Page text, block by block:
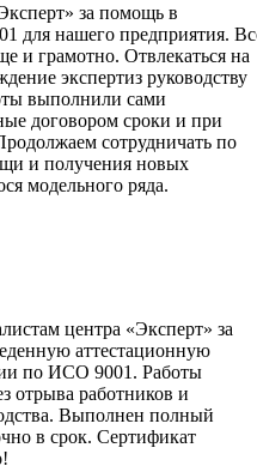
за помощь в
для нашего предприятия.
и грамотно. Отвлекаться на
экспертиз руководству
выполнили сами
договором сроки и при
сотрудничать по
и получения новых
модельного ряда.
центра «Эксперт» за
аттестационную
по ИСО 9001. Работы
отрыва работников и
Выполнен полный
в срок. Сертификат